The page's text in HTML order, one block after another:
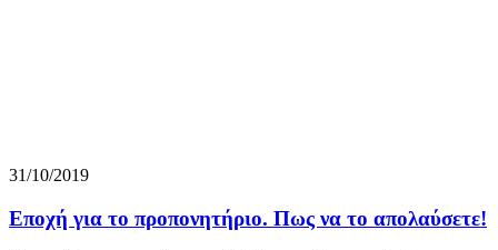
31/10/2019
Εποχή για το προπονητήριο. Πως να το απολαύσετε!